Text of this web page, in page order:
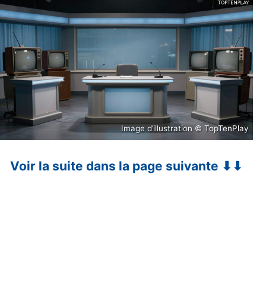
Image d’illustration © TopTenPlay
Voir la suite dans la page suivante ⬇⬇